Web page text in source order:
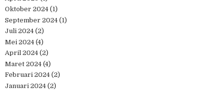
Oktober 2024 (1)
September 2024 (1)
Juli 2024 (2)
Mei 2024 (4)
April 2024 (2)
Maret 2024 (4)
Februari 2024 (2)
Januari 2024 (2)